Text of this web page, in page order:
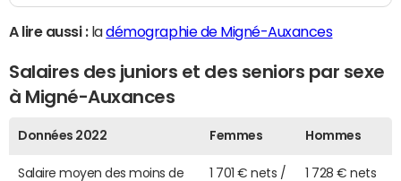
A lire aussi :ladémographie de Migné-Auxances
Salaires des juniors et des seniors par sexe
à Migné-Auxances
Données 2022 Femmes Hommes
Salaire moyen des moins de
1 701 € nets /
1 728 € nets